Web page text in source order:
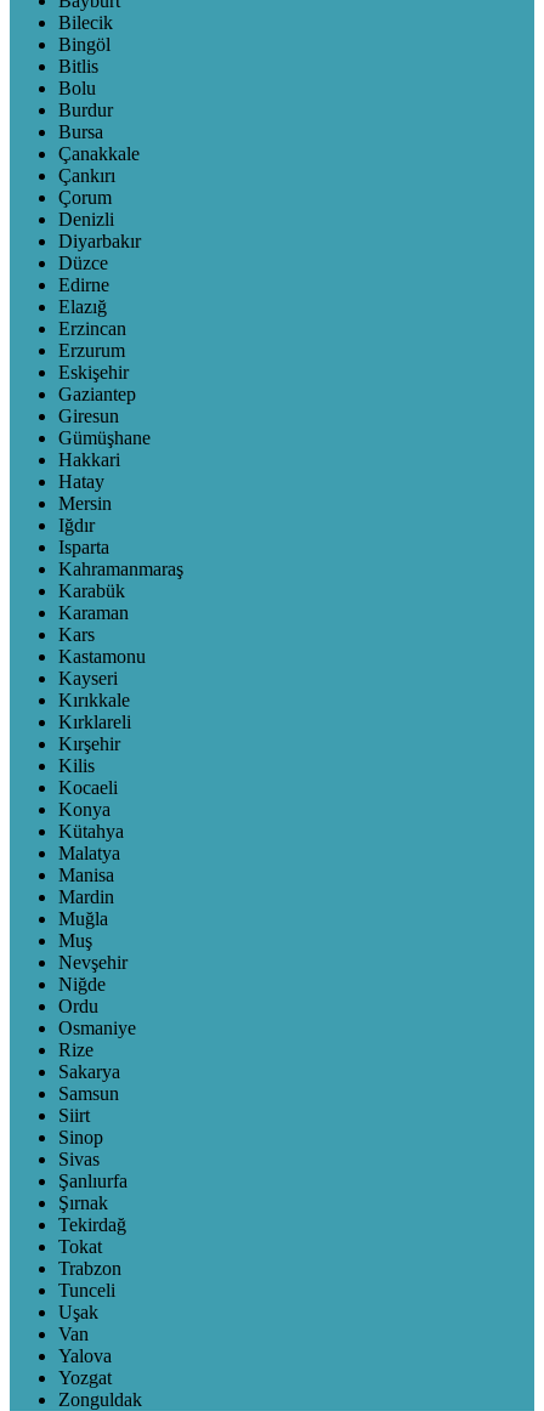
Bilecik
Bingöl
Bitlis
Bolu
Burdur
Bursa
Çanakkale
Çankırı
Çorum
Denizli
Diyarbakır
Düzce
Edirne
Elazığ
Erzincan
Erzurum
Eskişehir
Gaziantep
Giresun
Gümüşhane
Hakkari
Hatay
Mersin
Iğdır
Isparta
Kahramanmaraş
Karabük
Karaman
Kars
Kastamonu
Kayseri
Kırıkkale
Kırklareli
Kırşehir
Kilis
Kocaeli
Konya
Kütahya
Malatya
Manisa
Mardin
Muğla
Muş
Nevşehir
Niğde
Ordu
Osmaniye
Rize
Sakarya
Samsun
Siirt
Sinop
Sivas
Şanlıurfa
Şırnak
Tekirdağ
Tokat
Trabzon
Tunceli
Uşak
Van
Yalova
Yozgat
Zonguldak